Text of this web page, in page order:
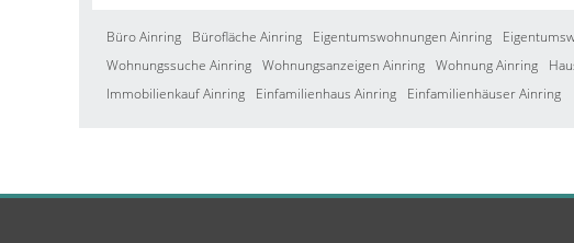
Büro Ainring Bürofläche Ainring Eigentumswohnungen Ainring
Wohnungssuche Ainring Wohnungsanzeigen Ainring Wohnung Ainring
Immobilienkauf Ainring
Einfamilienhaus Ainring Einfamilienhäuser Ainring